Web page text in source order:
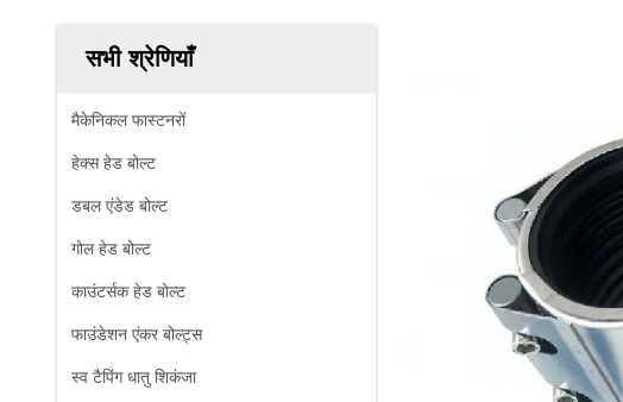
सभी श्रेणियाँ
मैकेनिकल फास्टनरों
हेक्स हेड बोल्ट
डबल एंडेड बोल्ट
गोल हेड बोल्ट
काउंटर्सक हेड बोल्ट
फाउंडेशन एंकर बोल्ट्स
स्व टैपिंग धातु शिकंजा